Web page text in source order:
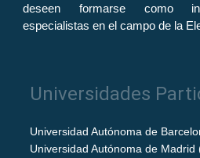
deseen formarse como
especialistas en el campo de la
Universidades
Universidad Autónoma de
Universidad Autónoma de Madrid